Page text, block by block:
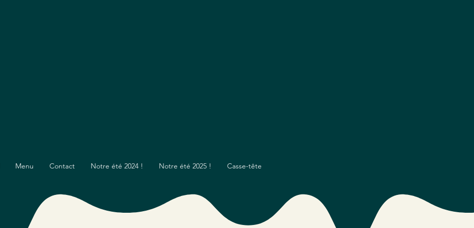
Menu Contact Notre été 2024 ! Notre été 2025 ! Casse-tête